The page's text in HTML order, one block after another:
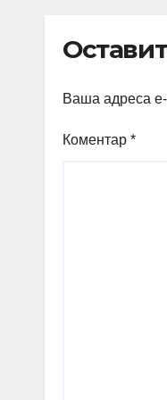
Ваша адреса
Коментар *